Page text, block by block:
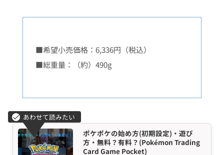
■希望小売価格：6,336円（税込）
■総重量：（約）490g
ポケポケの始め方(初期設定)・遊び
方・無料？有料？(Pokémon Trading
Card Game Pocket)